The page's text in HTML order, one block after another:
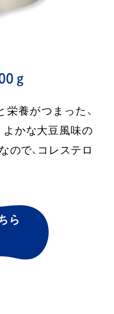
ｇ
養がつまった、
よかな大豆風味の
ので、コレステロ
ら